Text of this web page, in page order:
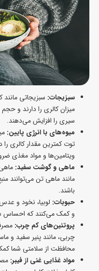
سبزیجات: سبزیجاتی
میزان کالری را دارند و
سیری را افزایش می‌دهند.
میوه‌های با انرژی پایین:
توت کمترین مقدار کالری را
ویتامین‌ها و مواد مغذی
ماهی و گوشت سفید:
مانند ماهی تن می‌توانند
باشند.
حبوبات: لوبیا، نخود و
و کمک می‌کنند که احساس
پروتئین‌های کم چرب:
چربی، مانند پنیر سفید و
محافظت از سلامتی شما
مواد غذایی غنی از فیبر: